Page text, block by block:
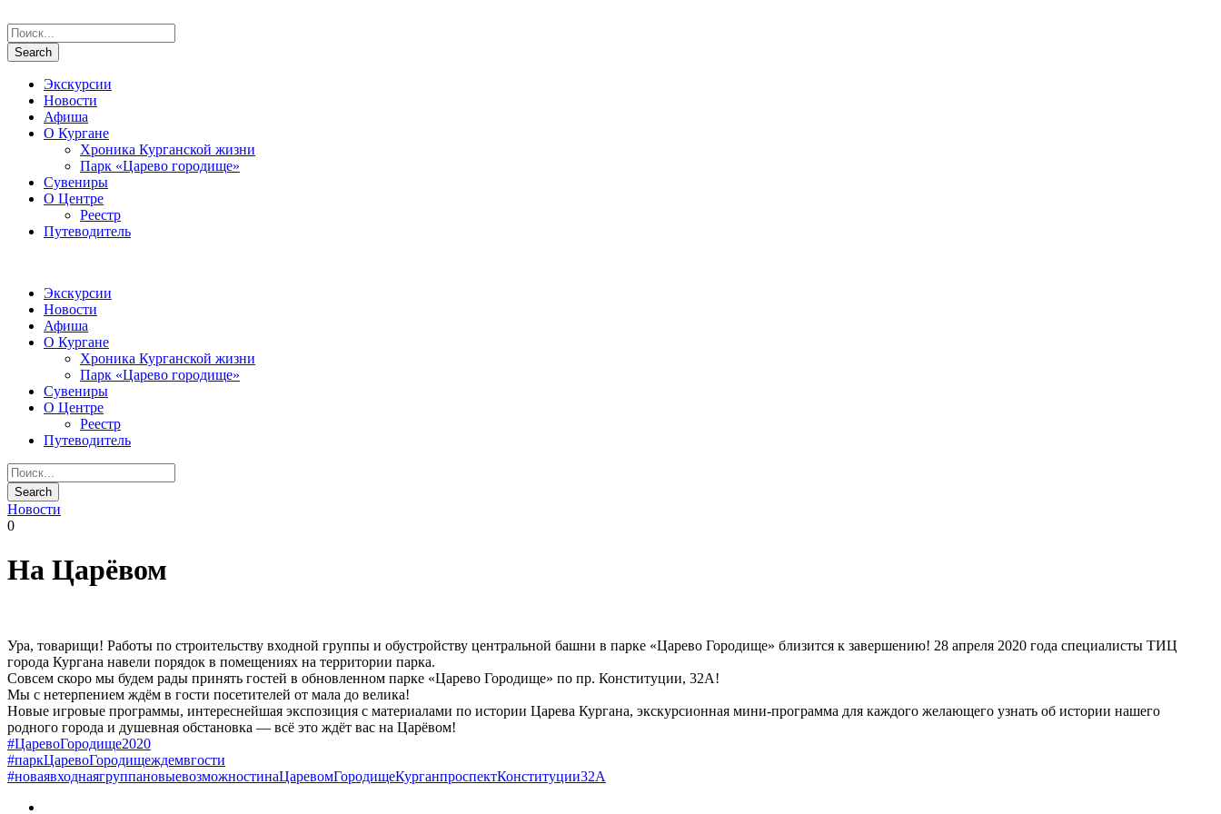
Экскурсии
Новости
Афиша
О Кургане
Хроника Курганской жизни
Парк «Царево городище»
Сувениры
О Центре
Реестр
Путеводитель
Экскурсии
Новости
Афиша
О Кургане
Хроника Курганской жизни
Парк «Царево городище»
Сувениры
О Центре
Реестр
Путеводитель
Новости
0
На Царёвом
Ура, товарищи! Работы по строительству входной группы и обустройству центральной башни в парке «Царево Городище» близится к завершению! 28 апреля 2020 года специалисты ТИЦ
города Кургана навели порядок в помещениях на территории парка.
Совсем скоро мы будем рады принять гостей в обновленном парке «Царево Городище» по пр. Конституции, 32А!
Мы с нетерпением ждём в гости посетителей от мала до велика!
Новые игровые программы, интереснейшая экспозиция с материалами по истории Царева Кургана, экскурсионная мини-программа для каждого желающего узнать об истории нашего
родного города и душевная обстановка — всё это ждёт вас на Царёвом!
#ЦаревоГородище2020
#паркЦаревоГородищеждемвгости
#новаявходнаягруппановыевозможностинаЦаревомГородищеКурганпроспектКонституции32А